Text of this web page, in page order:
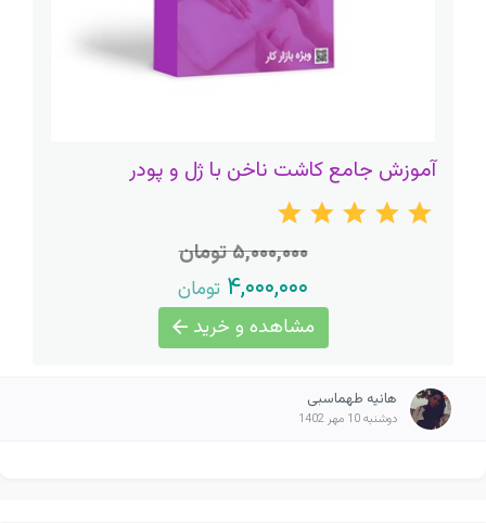
آموزش جامع کاشت ناخن با ژل و پودر
۵,۰۰۰,۰۰۰ تومان
۴,۰۰۰,۰۰۰ تومان
مشاهده و خرید
هانیه طهماسبی
دوشنبه 10 مهر 1402